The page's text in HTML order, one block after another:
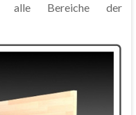
alle Bereiche der